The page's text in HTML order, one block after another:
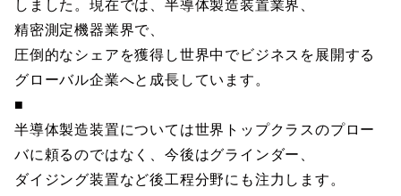
しました。現在では、半導体製造装置業界、
精密測定機器業界で、
圧倒的なシェアを獲得し世界中でビジネスを展開する
グローバル企業へと成長しています。
■
半導体製造装置については世界トップクラスのプロー
バに頼るのではなく、今後はグラインダー、
ダイジング装置など後工程分野にも注力します。